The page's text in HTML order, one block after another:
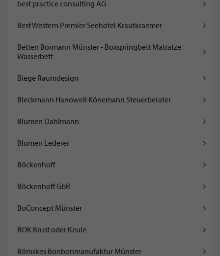
best practice consulting AG
Best Western Premier Seehotel Krautkraemer
Betten Bormann Münster - Boxspringbett Matratze
Wasserbett
Biege Raumdesign
Bleckmann Hanowell Könemann Steuerberater
Blumen Dahlmann
Blumen Lederer
Böckenhoff
Böckenhoff GbR
BoConcept Münster
BOK Brust oder Keule
Bömskes Bonbonmanufaktur Münster